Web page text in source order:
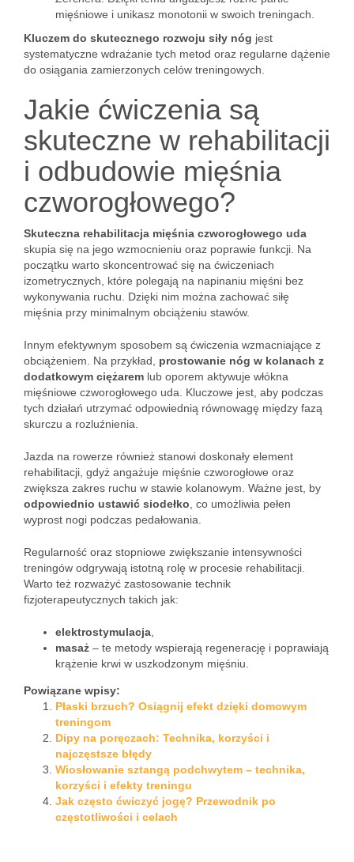
mięśniowe i unikasz monotonii w swoich treningach.
Kluczem do skutecznego rozwoju siły nóg jest
systematyczne wdrażanie tych metod oraz regularne dążenie
do osiągania zamierzonych celów treningowych.
Jakie ćwiczenia są
skuteczne w rehabilitacji
i odbudowie mięśnia
czworogłowego?
Skuteczna rehabilitacja mięśnia czworogłowego uda
skupia się na jego wzmocnieniu oraz poprawie funkcji. Na
początku warto skoncentrować się na ćwiczeniach
izometrycznych, które polegają na napinaniu mięśni bez
wykonywania ruchu. Dzięki nim można zachować siłę
mięśnia przy minimalnym obciążeniu stawów.
Innym efektywnym sposobem są ćwiczenia wzmacniające z
obciążeniem. Na przykład, prostowanie nóg w kolanach z
dodatkowym ciężarem lub oporem aktywuje włókna
mięśniowe czworogłowego uda. Kluczowe jest, aby podczas
tych działań utrzymać odpowiednią równowagę między fazą
skurczu a rozluźnienia.
Jazda na rowerze również stanowi doskonały element
rehabilitacji, gdyż angażuje mięśnie czworogłowe oraz
zwiększa zakres ruchu w stawie kolanowym. Ważne jest, by
odpowiednio ustawić siodełko , co umożliwia pełen
wyprost nogi podczas pedałowania.
Regularność oraz stopniowe zwiększanie intensywności
treningów odgrywają istotną rolę w procesie rehabilitacji.
Warto też rozważyć zastosowanie technik
fizjoterapeutycznych takich jak:
elektrostymulacja
masaż – te metody wspierają regenerację i poprawiają
krążenie krwi w uszkodzonym mięśniu.
Powiązane wpisy:
Płaski brzuch? Osiągnij efekt dzięki domowym
treningom
Dipy na poręczach: Technika, korzyści i
najczęstsze błędy
Wiosłowanie sztangą podchwytem – technika,
korzyści i efekty treningu
Jak często ćwiczyć jogę? Przewodnik po
częstotliwości i celach